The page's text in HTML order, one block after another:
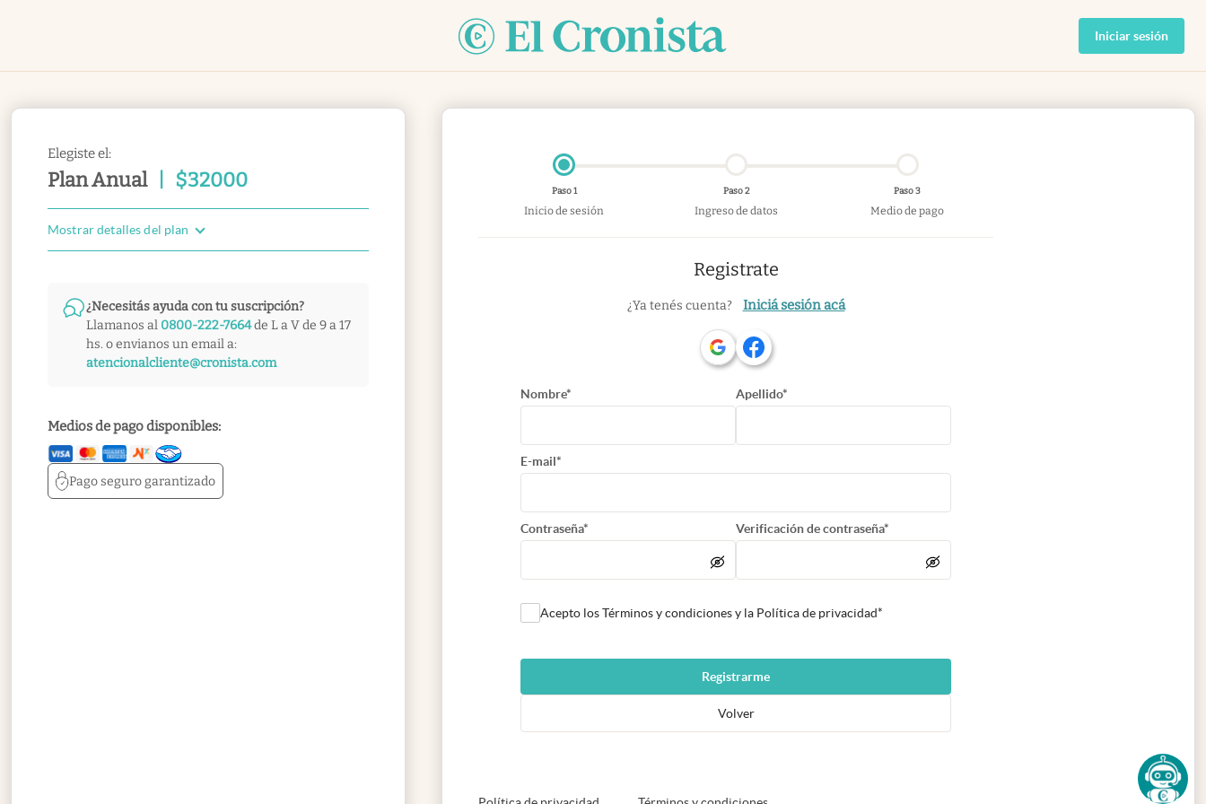
Iniciar sesión
Elegiste el:
Plan Anual $32000
Mostrar detalles del plan
¿Necesitás ayuda con tu suscripción?
Llamanos al 0800-222-7664de L a V de 9 a 17
hs. o envianos un email a:
atencionalcliente@cronista.com
Medios de pago disponibles:
Pago segurogarantizado
Paso 1
Inicio de sesión
Paso 2
Ingreso de datos
Paso 3
Medio de pago
Registrate
¿Ya tenés cuenta? Iniciá sesión acá
Nombre* Apellido*
E-mail*
Contraseña* Verificación de contraseña*
Acepto los Términos y condiciones y la Política de privacidad*
Registrarme
Volver